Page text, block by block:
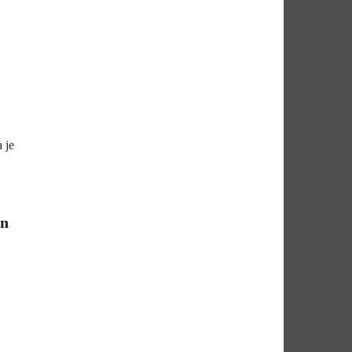
je